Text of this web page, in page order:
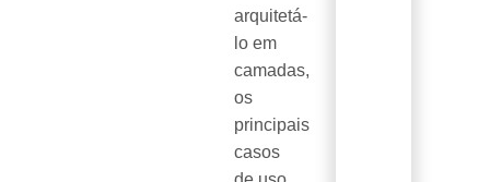
arquitetá-
lo em
camadas,
os
principais
casos